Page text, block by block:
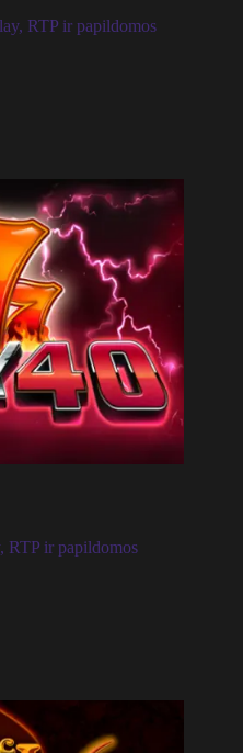
RTP ir papildomos
RTP ir papildomos